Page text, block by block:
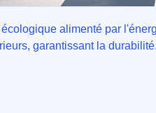
alimenté par
garantissant la durabilité.